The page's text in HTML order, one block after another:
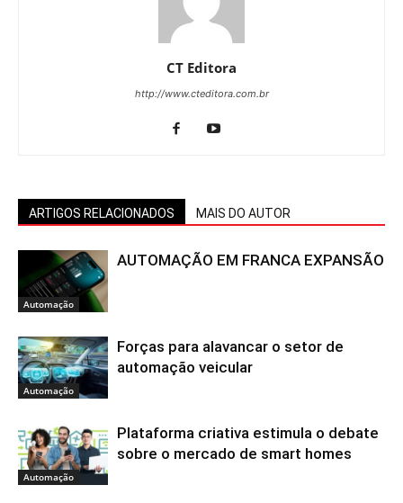
CT Editora
http://www.cteditora.com.br
ARTIGOS RELACIONADOS MAIS DO AUTOR
Automação
AUTOMAÇÃO EM FRANCA EXPANSÃO
Automação
Forças para alavancar o setor de
automação veicular
Automação
Plataforma criativa estimula o debate
sobre o mercado de smart homes